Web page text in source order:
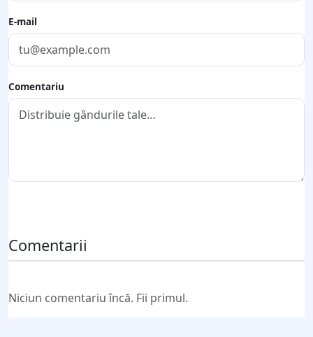
E-mail
Comentariu
Comentarii
Niciun comentariu încă. Fii primul.